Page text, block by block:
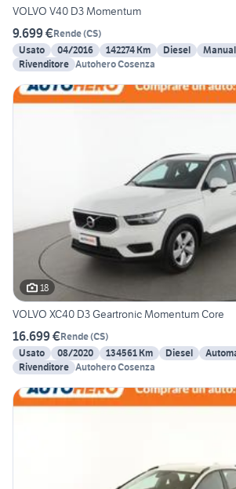
VOLVO V40 D3 Momentum
9.699 €Rende(CS)
Usato
04/2016 142274 Km Diesel
Rivenditore Autohero Cosenza
18
VOLVO XC40 D3 Geartronic Momentum Core
16.699 €Rende(CS)
Usato
08/2020 134561 Km Diesel
Rivenditore Autohero Cosenza